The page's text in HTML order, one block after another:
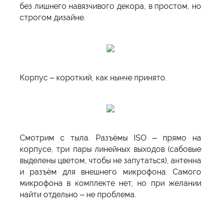
без лишнего навязчивого декора, в простом, но
строгом дизайне.
Корпус – короткий, как нынче принято.
Смотрим с тыла. Разъёмы ISO – прямо на
корпусе, три пары линейных выходов (сабовые
выделены цветом, чтобы не запутаться), антенна
и разъём для внешнего микрофона. Самого
микрофона в комплекте нет, но при желании
найти отдельно – не проблема.